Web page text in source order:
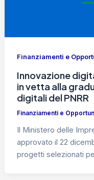
Finanziamenti e
Innovazione
in vetta alla
digitali del PNRR
Finanziamenti e
Il Ministero delle
approvato il 22
progetti selezionati